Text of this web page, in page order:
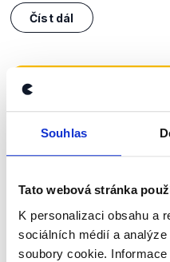
Souhlas
Tato webová stránka
K personalizaci obsahu a
sociálních médií a
soubory cookie.
Číst dál
Zůstaňme v
Přihlaste se k
newsletteru nebo
kanálu, kde
Začněte nás
přehled o tom,